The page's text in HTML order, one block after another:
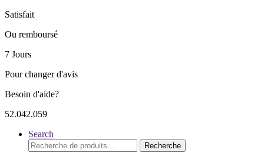
Satisfait
Ou remboursé
7 Jours
Pour changer d'avis
Besoin d'aide?
52.042.059
Search
Recherche
pour :
Recherche